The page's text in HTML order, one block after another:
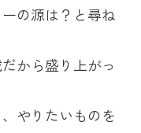
の源は？と尋ね
から盛り上がっ
やりたいものを